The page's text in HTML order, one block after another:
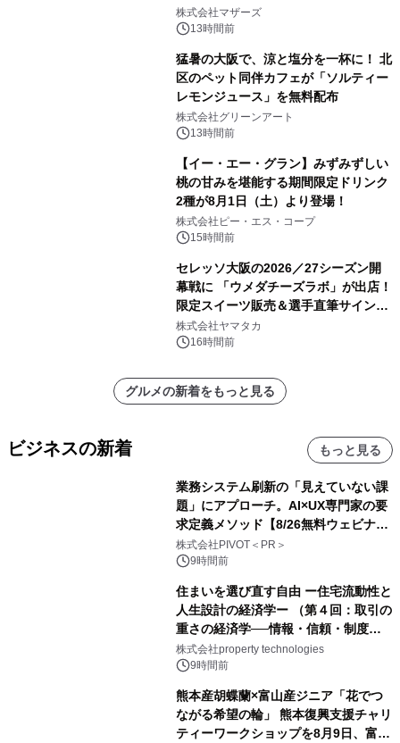
月5日(土)開催
株式会社マザーズ
13時間前
猛暑の大阪で、涼と塩分を一杯に！ 北
区のペット同伴カフェが「ソルティー
レモンジュース」を無料配布
株式会社グリーンアート
13時間前
【イー・エー・グラン】みずみずしい
桃の甘みを堪能する期間限定ドリンク
2種が8月1日（土）より登場！
株式会社ピー・エス・コープ
15時間前
セレッソ大阪の2026／27シーズン開
幕戦に 「ウメダチーズラボ」が出店！
限定スイーツ販売＆選手直筆サイング
ッズが当たる抽選会を 8月8日に開催
株式会社ヤマタカ
16時間前
グルメの新着をもっと見る
ビジネスの新着 もっと見る
業務システム刷新の「見えていない課
題」にアプローチ。AI×UX専門家の要
求定義メソッド【8/26無料ウェビナ
ー】株式会社PIVOT
株式会社PIVOT＜PR＞
9時間前
住まいを選び直す自由 ー住宅流動性と
人生設計の経済学ー （第４回：取引の
重さの経済学──情報・信頼・制度を
PropTechはどう組み替えるか）｜
PropTech-Lab
株式会社property technologies
9時間前
熊本産胡蝶蘭×富山産ジニア「花でつ
ながる希望の輪」 熊本復興支援チャリ
ティーワークショップを8月9日、富